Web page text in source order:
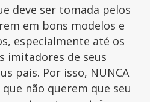
deve ser tomada pelos
em bons modelos e
especialmente até os
imitadores de seus
pais. Por isso, NUNCA
não querem que seu